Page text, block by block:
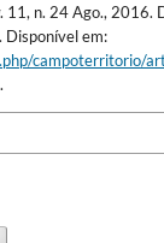
11, n. 24 Ago., 2016.
. Disponível em:
campoterritorio/